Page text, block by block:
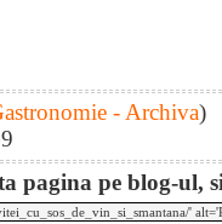
- Archiva)
pagina pe blog-ul,